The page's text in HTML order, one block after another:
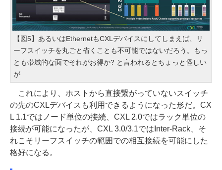
【図5】あるいはEthernetもCXLデバイスにしてしまえば、リ
ーフスイッチを丸ごと省くことも不可能ではないだろう。もっ
とも帯域的な面でそれがお得か? と言われるとちょっと怪しい
が
これにより、ホストから直接繋がっていないスイッチ
の先のCXLデバイスも利用できるようになった形だ。CX
L 1.1ではノード単位の接続、CXL 2.0ではラック単位の
接続が可能になったが、CXL 3.0/3.1ではInter-Rack、そ
れこそリーフスイッチの範囲での相互接続を可能にした
格好になる。